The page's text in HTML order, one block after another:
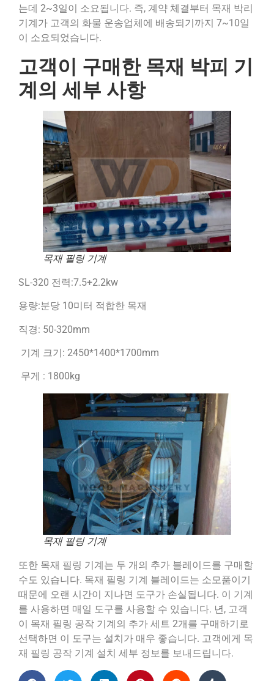
는데 2~3일이 소요됩니다. 즉, 계약 체결부터 목재 박리
기계가 고객의 화물 운송업체에 배송되기까지 7~10일
이 소요되었습니다.
고객이 구매한 목재 박피 기
계의 세부 사항
목재 필링 기계
SL-320 전력:7.5+2.2kw
용량:분당 10미터 적합한 목재
직경: 50-320mm
기계 크기: 2450*1400*1700mm
무게 : 1800kg
목재 필링 기계
또한 목재 필링 기계는 두 개의 추가 블레이드를 구매할
수도 있습니다. 목재 필링 기계 블레이드는 소모품이기
때문에 오랜 시간이 지나면 도구가 손실됩니다. 이 기계
를 사용하면 매일 도구를 사용할 수 있습니다. 년, 고객
이 목재 필링 공작 기계의 추가 세트 2개를 구매하기로
선택하면 이 도구는 설치가 매우 좋습니다. 고객에게 목
재 필링 공작 기계 설치 세부 정보를 보내드립니다.